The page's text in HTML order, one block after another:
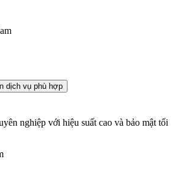
dịch vụ phù hợp
nghiệp với hiệu suất cao và bảo mật tối